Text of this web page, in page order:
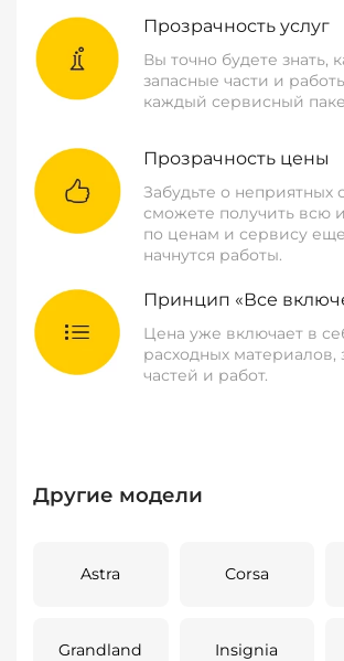
Прозрачность услуг
Вы точно будете знать,
запасные части и
каждый сервисный
Прозрачность цены
Забудьте о неприятных
сможете получить всю
по ценам и сервису еще
начнутся работы.
Принцип «Все
Цена уже включает в
расходных материалов,
частей и работ.
Другие модели
Astra Corsa
Grandland Insignia